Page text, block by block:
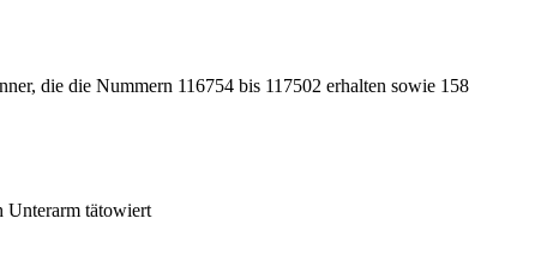
die die Nummern 116754 bis 117502 erhalten sowie 158
Unterarm tätowiert